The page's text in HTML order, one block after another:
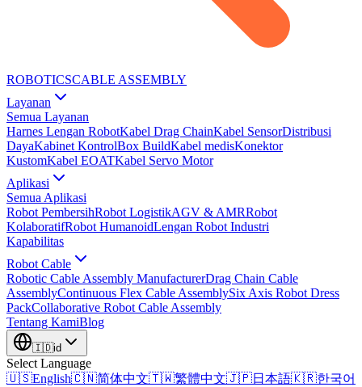
ROBOTICSCABLE ASSEMBLY
Layanan
Semua Layanan
Harnes Lengan RobotKabel Drag ChainKabel SensorDistribusi
DayaKabinet KontrolBox BuildKabel medisKonektor
KustomKabel EOATKabel Servo Motor
Aplikasi
Semua Aplikasi
Robot PembersihRobot LogistikAGV & AMRRobot
KolaboratifRobot HumanoidLengan Robot Industri
Kapabilitas
Robot Cable
Robotic Cable Assembly ManufacturerDrag Chain Cable
AssemblyContinuous Flex Cable AssemblySix Axis Robot Dress
PackCollaborative Robot Cable Assembly
Tentang KamiBlog
🇮🇩id
Select Language
🇺🇸English🇨🇳简体中文🇹🇼繁體中文🇯🇵日本語🇰🇷한국어